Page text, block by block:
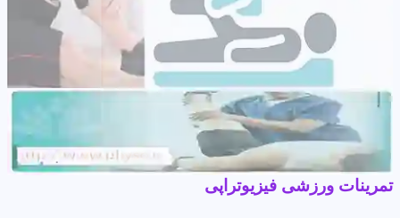
تمرینات ورزشی فیزیوتراپی